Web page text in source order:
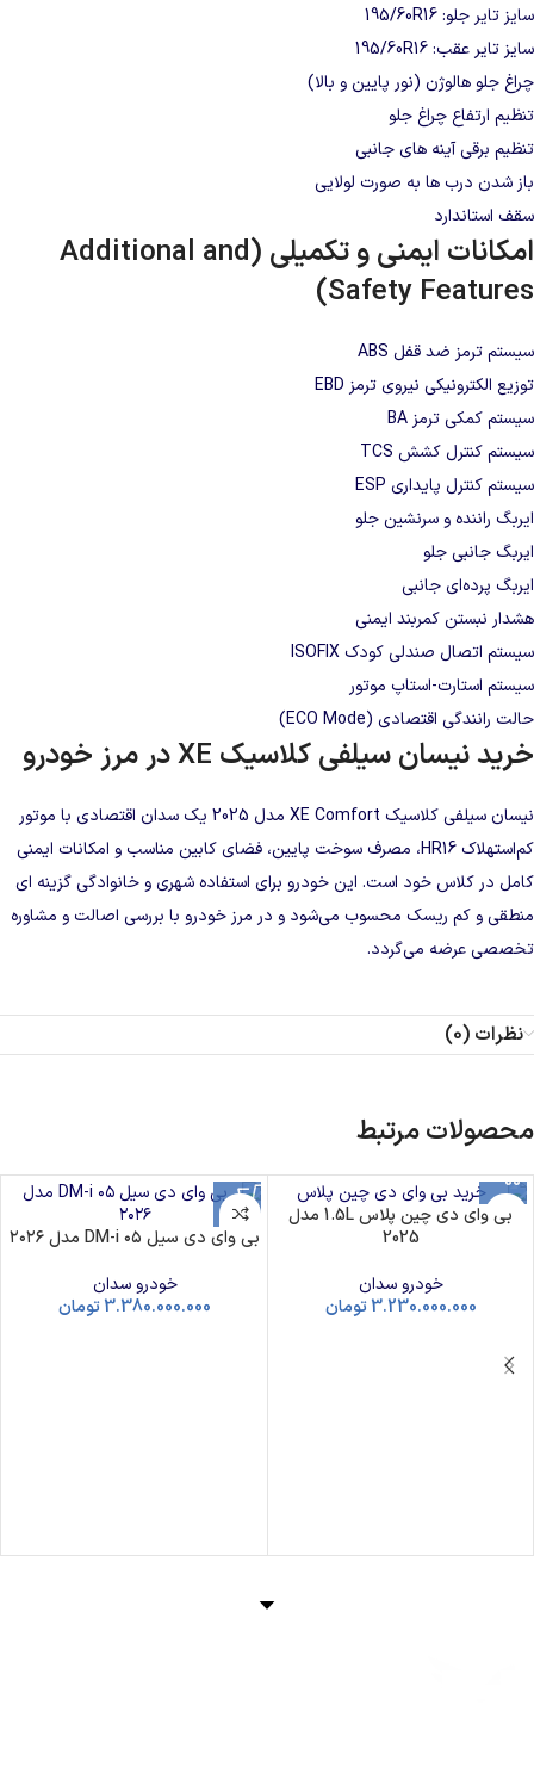
سایز تایر جلو: 195/60R16
سایز تایر عقب: 195/60R16
چراغ جلو هالوژن (نور پایین و بالا)
تنظیم ارتفاع چراغ جلو
تنظیم برقی آینه‌ های جانبی
باز شدن درب‌ ها به صورت لولایی
سقف استاندارد
امکانات ایمنی و تکمیلی (Additional and
Safety Features)
سیستم ترمز ضد قفل ABS
توزیع الکترونیکی نیروی ترمز EBD
سیستم کمکی ترمز BA
سیستم کنترل کشش TCS
سیستم کنترل پایداری ESP
ایربگ راننده و سرنشین جلو
ایربگ جانبی جلو
ایربگ پرده‌ای جانبی
هشدار نبستن کمربند ایمنی
سیستم اتصال صندلی کودک ISOFIX
سیستم استارت-استاپ موتور
حالت رانندگی اقتصادی (ECO Mode)
خرید نیسان سیلفی کلاسیک XE در مرز خودرو
نیسان سیلفی کلاسیک XE Comfort مدل 2025 یک سدان اقتصادی با موتور
کم‌استهلاک HR16، مصرف سوخت پایین، فضای کابین مناسب و امکانات ایمنی
کامل در کلاس خود است. این خودرو برای استفاده شهری و خانوادگی گزینه‌ ای
منطقی و کم‌ ریسک محسوب می‌شود و در مرز خودرو با بررسی اصالت و مشاوره
تخصصی عرضه می‌گردد.
نظرات (0)
محصولات مرتبط
بی وای دی چین پلاس 1.5L مدل
2025
خودرو سدان
3.230.000.000 تومان
بی وای دی سیل ۰۵ DM-i مدل ۲۰۲۶
خودرو سدان
3.380.000.000تومان